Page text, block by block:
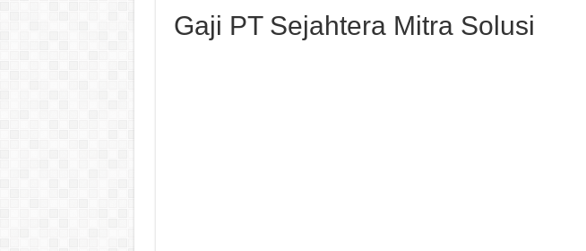
Gaji PT Sejahtera Mitra Solusi